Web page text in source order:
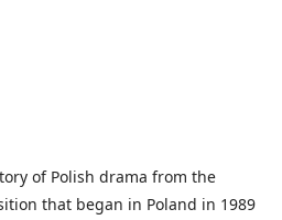
of Polish drama from the
that began in Poland in 1989